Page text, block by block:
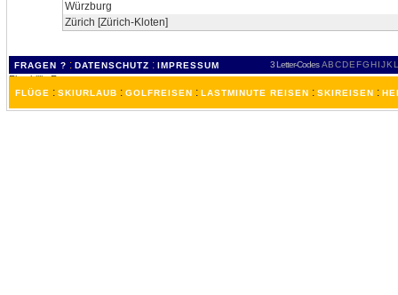
Würzburg
Zürich [Zürich-Kloten]
FRAGEN ? : DATENSCHUTZ : IMPRESSUM 3 Letter-Codes ABCDEFGH IJKL
FLÜGE : SKIURLAUB : GOLFREISEN : LASTMINUTE REISEN : SKIREISEN :